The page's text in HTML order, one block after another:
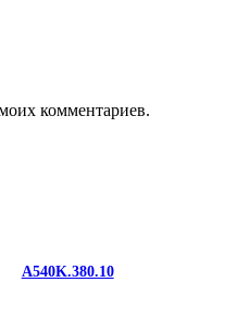
комментариев.
A540K.380.10